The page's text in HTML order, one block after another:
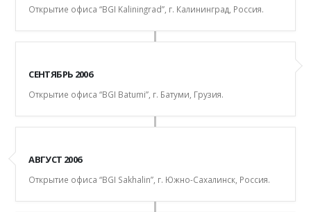
Открытие офиса “BGI Kaliningrad”, г. Калининград, Россия.
СЕНТЯБРЬ 2006
Открытие офиса “BGI Batumi”, г. Батуми, Грузия.
АВГУСТ 2006
Открытие офиса “BGI Sakhalin”, г. Южно-Сахалинск, Россия.